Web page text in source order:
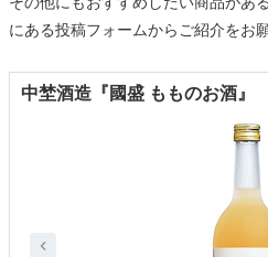
にある投稿フォームからご紹介をお
中埜酒造『國盛 もものお酒』